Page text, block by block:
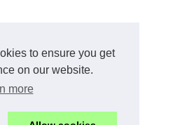
to ensure you get
on our website.
more